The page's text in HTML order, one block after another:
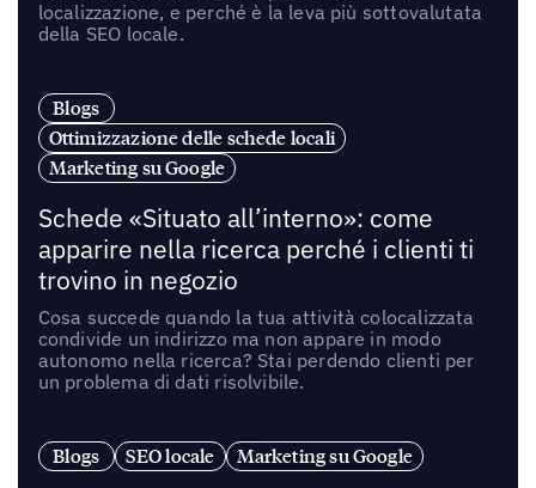
localizzazione, e perché è la leva più sottovalutata
della SEO locale.
Blogs
Ottimizzazione delle schede locali
Marketing su Google
Schede «Situato all’interno»: come
apparire nella ricerca perché i clienti ti
trovino in negozio
Cosa succede quando la tua attività colocalizzata
condivide un indirizzo ma non appare in modo
autonomo nella ricerca? Stai perdendo clienti per
un problema di dati risolvibile.
Blogs SEO locale Marketing su Google